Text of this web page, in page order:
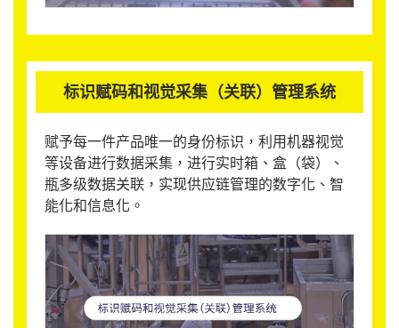
标识赋码和视觉采集（关联）管理系统
赋予每一件产品唯一的身份标识，利用机器视觉
等设备进行数据采集，进行实时箱、盒（袋）、
瓶多级数据关联，实现供应链管理的数字化、智
能化和信息化。